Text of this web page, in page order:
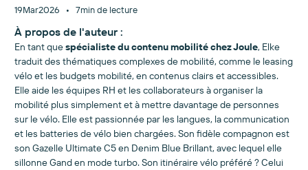
19Mar2026 • 7min de lecture
À propos de l'auteur :
En tant quespécialiste du contenu mobilité chez Joule, Elke
traduit des thématiques complexes de mobilité, comme le leasing
vélo et les budgets mobilité, en contenus clairs et accessibles.
Elle aide les équipes RH et les collaborateurs à organiser la
mobilité plus simplement et à mettre davantage de personnes
sur le vélo. Elle est passionnée par les langues, la communication
et les batteries de vélo bien chargées. Son fidèle compagnon est
son Gazelle Ultimate C5 en Denim Blue Brillant, avec lequel elle
sillonne Gand en mode turbo. Son itinéraire vélo préféré ? Celui